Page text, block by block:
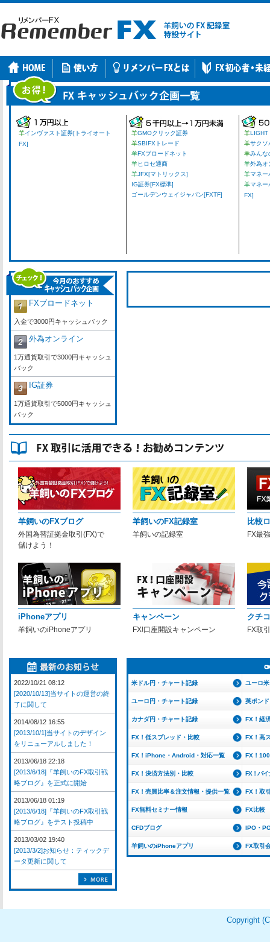
羊インヴァスト証券[トライオート
FX]
羊GMOクリック証券
羊SBIFXトレード
羊FXブロードネット
羊ヒロセ通商
羊JFX[マトリックス]
IG証券[FX標準]
ゴールデンウェイジャパン[FXTF]
羊LIGHT
羊サクソ
羊みんな
羊外為オ
羊マネー
羊マネー
FX]
FXブロードネット
入金で3000円キャッシュバック
外為オンライン
1万通貨取引で3000円キャッシュ
バック
IG証券
1万通貨取引で5000円キャッシュ
バック
羊飼いのFXブログ
外国為替証拠金取引(FX)で
儲けよう！
羊飼いのFX記録室
羊飼いの記録室
比較
FX最
iPhoneアプリ
羊飼いのiPhoneアプリ
キャンペーン
FX!口座開設キャンペーン
クチ
FX取
米ドル円・チャート記録 ユーロ
ユーロ円・チャート記録 英ポン
カナダ円・チャート記録 FX！経
FX！低スプレッド・比較 FX！高
FX！iPhone・Android・対応一覧 FX！
FX！決済方法別・比較 FX！バイ
FX！売買比率＆注文情報・提供一覧 FX！取
FX無料セミナー情報 FX比較
CFDブログ IPO・
羊飼いのiPhoneアプリ FX取引
2022/10/21 08:12
[2020/10/13]当サイトの運営の終
了に関して
2014/08/12 16:55
[2013/10/1]当サイトのデザイン
をリニューアルしました！
2013/06/18 22:18
[2013/6/18]『羊飼いのFX取引戦
略ブログ』を正式に開始
2013/06/18 01:19
[2013/6/18]『羊飼いのFX取引戦
略ブログ』をテスト投稿中
2013/03/02 19:40
[2013/3/2]お知らせ：ティックデ
ータ更新に関して
Copyright